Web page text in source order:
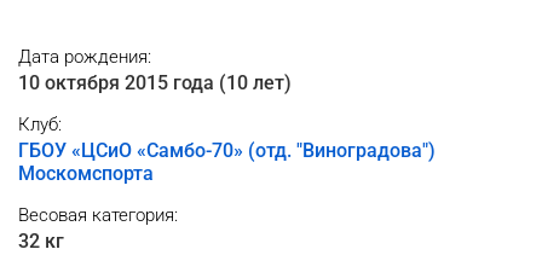
Дата рождения:
10 октября 2015 года (10 лет)
Клуб:
ГБОУ «ЦСиО «Самбо-70» (отд. "Виноградова")
Москомспорта
Весовая категория:
32 кг